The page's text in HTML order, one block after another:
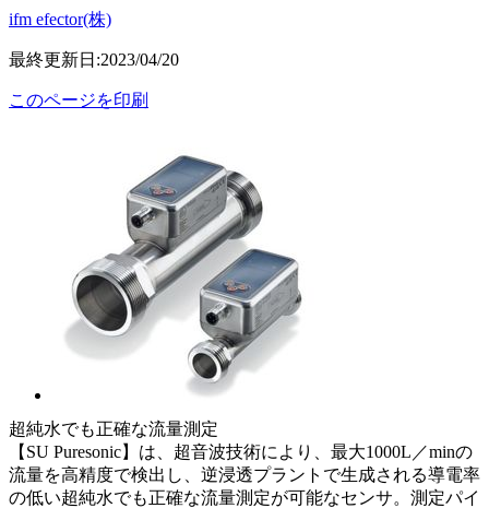
ifm efector(株)
最終更新日:2023/04/20
このページを印刷
超純水でも正確な流量測定
【SU Puresonic】は、超音波技術により、最大1000L／minの
流量を高精度で検出し、逆浸透プラントで生成される導電率
の低い超純水でも正確な流量測定が可能なセンサ。測定パイ